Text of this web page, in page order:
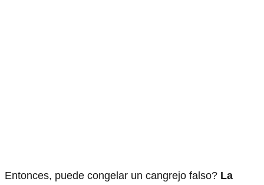
Entonces, puede congelar un cangrejo falso? La